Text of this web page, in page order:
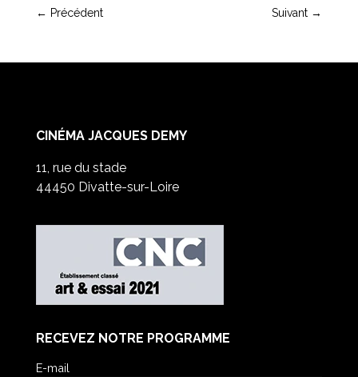
← Précédent Suivant →
CINÉMA JACQUES DEMY
11, rue du stade
44450 Divatte-sur-Loire
RECEVEZ NOTRE PROGRAMME
E-mail